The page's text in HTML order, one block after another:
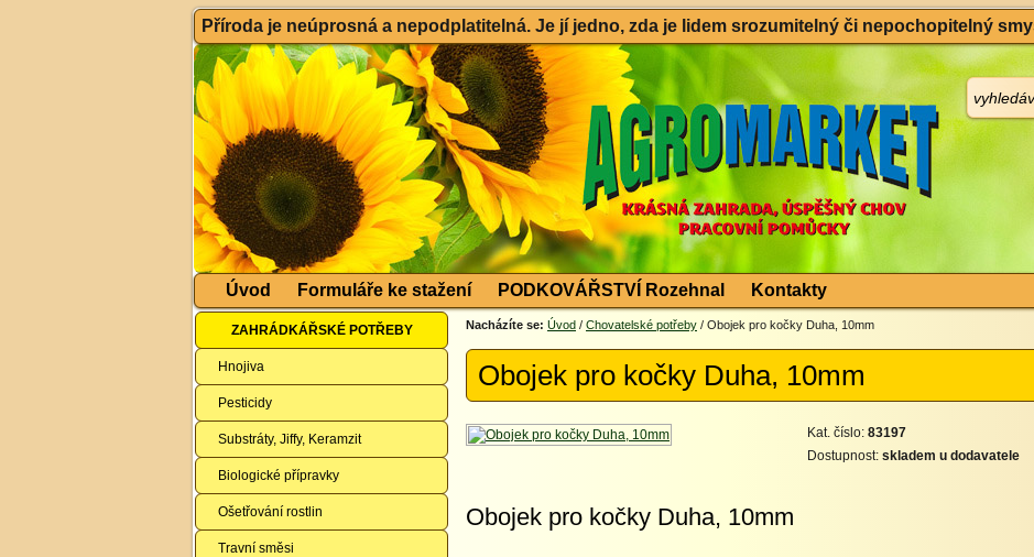
Příroda je neúprosná a nepodplatitelná. Je jí jedno, zda je lidem srozumitelný či nepochopitelný
Úvod Formuláře ke stažení PODKOVÁŘSTVÍ Rozehnal Kontakty
ZAHRÁDKÁŘSKÉ POTŘEBY
Hnojiva
Pesticidy
Substráty, Jiffy, Keramzit
Biologické přípravky
Ošetřování rostlin
Travní směsi
Nacházíte se: Úvod / Chovatelské potřeby / Obojek pro kočky Duha, 10mm
Obojek pro kočky Duha, 10mm
Kat. číslo: 83197
Dostupnost: skladem u dodavatele
Obojek pro kočky Duha, 10mm